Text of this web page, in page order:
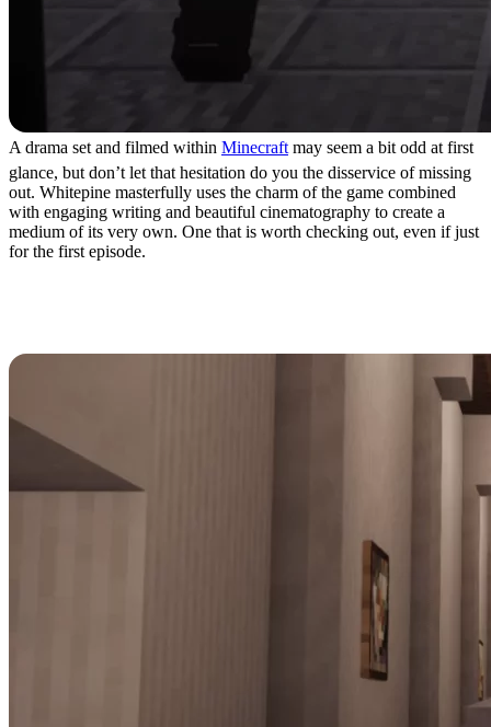
A drama set and filmed within Minecraft may seem a bit odd at first
glance, but don’t let that hesitation do you the disservice of missing
out. Whitepine masterfully uses the charm of the game combined
with engaging writing and beautiful cinematography to create a
medium of its very own. One that is worth checking out, even if just
for the first episode.